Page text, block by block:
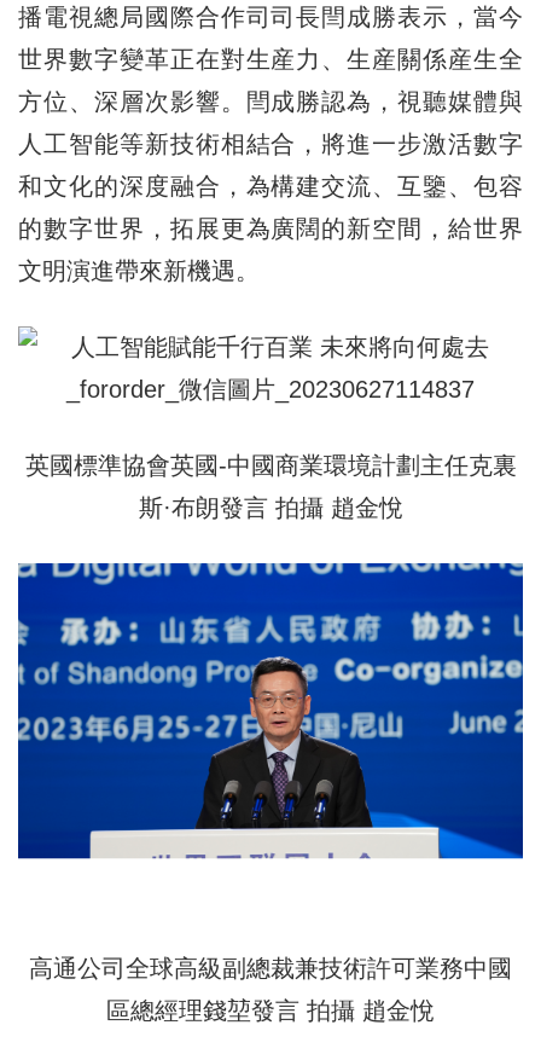
播電視總局國際合作司司長閆成勝表示，當今
世界數字變革正在對生産力、生産關係産生全
方位、深層次影響。閆成勝認為，視聽媒體與
人工智能等新技術相結合，將進一步激活數字
和文化的深度融合，為構建交流、互鑒、包容
的數字世界，拓展更為廣闊的新空間，給世界
文明演進帶來新機遇。
英國標準協會英國-中國商業環境計劃主任克裏
斯·布朗發言 拍攝 趙金悅
高通公司全球高級副總裁兼技術許可業務中國
區總經理錢堃發言 拍攝 趙金悅